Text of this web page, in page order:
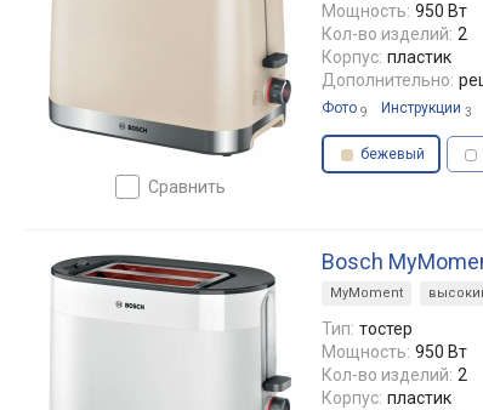
сравнить
Мощность: 950 Вт
Кол-во изделий: 2
Корпус: пластик
Дополнительно:
Фото 9 Инструкции 3
бежевый
Bosch
MyMoment
Тип: тостер
Мощность: 950 Вт
Кол-во изделий: 2
Корпус: пластик